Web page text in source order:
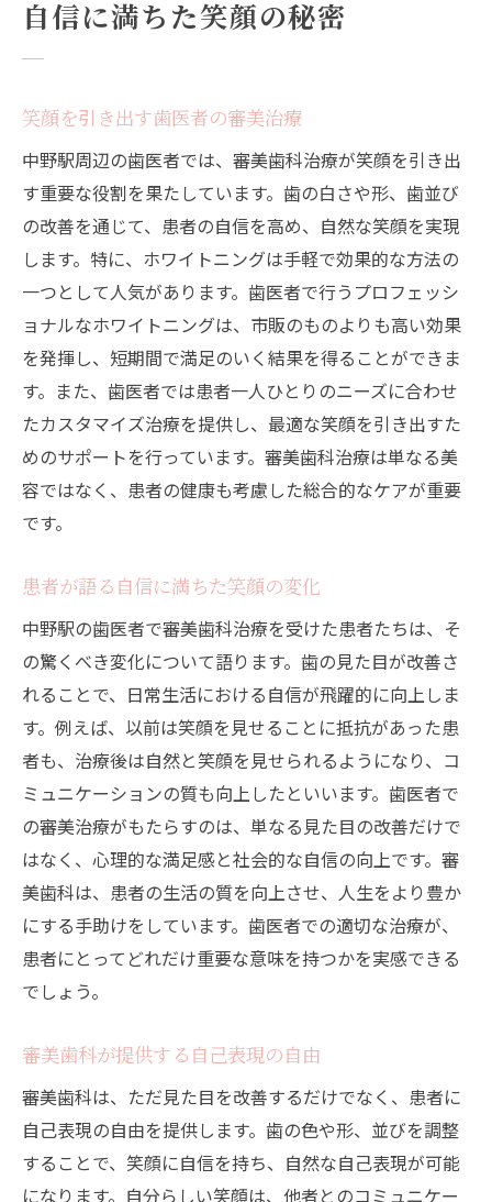
自信に満ちた笑顔の秘密
笑顔を引き出す歯医者の審美治療
中野駅周辺の歯医者では、審美歯科治療が笑顔を引き出
す重要な役割を果たしています。歯の白さや形、歯並び
の改善を通じて、患者の自信を高め、自然な笑顔を実現
します。特に、ホワイトニングは手軽で効果的な方法の
一つとして人気があります。歯医者で行うプロフェッシ
ョナルなホワイトニングは、市販のものよりも高い効果
を発揮し、短期間で満足のいく結果を得ることができま
す。また、歯医者では患者一人ひとりのニーズに合わせ
たカスタマイズ治療を提供し、最適な笑顔を引き出すた
めのサポートを行っています。審美歯科治療は単なる美
容ではなく、患者の健康も考慮した総合的なケアが重要
です。
患者が語る自信に満ちた笑顔の変化
中野駅の歯医者で審美歯科治療を受けた患者たちは、そ
の驚くべき変化について語ります。歯の見た目が改善さ
れることで、日常生活における自信が飛躍的に向上しま
す。例えば、以前は笑顔を見せることに抵抗があった患
者も、治療後は自然と笑顔を見せられるようになり、コ
ミュニケーションの質も向上したといいます。歯医者で
の審美治療がもたらすのは、単なる見た目の改善だけで
はなく、心理的な満足感と社会的な自信の向上です。審
美歯科は、患者の生活の質を向上させ、人生をより豊か
にする手助けをしています。歯医者での適切な治療が、
患者にとってどれだけ重要な意味を持つかを実感できる
でしょう。
審美歯科が提供する自己表現の自由
審美歯科は、ただ見た目を改善するだけでなく、患者に
自己表現の自由を提供します。歯の色や形、並びを調整
することで、笑顔に自信を持ち、自然な自己表現が可能
になります。自分らしい笑顔は、他者とのコミュニケー